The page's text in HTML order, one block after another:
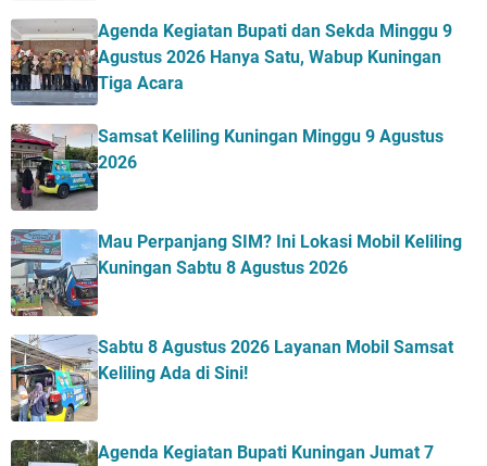
Agenda Kegiatan Bupati dan Sekda Minggu 9
Agustus 2026 Hanya Satu, Wabup Kuningan
Tiga Acara
Samsat Keliling Kuningan Minggu 9 Agustus
2026
Mau Perpanjang SIM? Ini Lokasi Mobil Keliling
Kuningan Sabtu 8 Agustus 2026
Sabtu 8 Agustus 2026 Layanan Mobil Samsat
Keliling Ada di Sini!
Agenda Kegiatan Bupati Kuningan Jumat 7